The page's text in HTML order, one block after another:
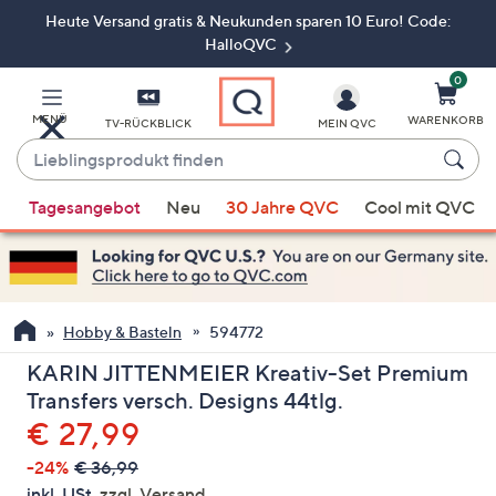
ZumHeute Versand gratis & Neukunden sparen 10 Euro! Code:
HalloQVC
MENÜ TV-RÜCKBLICK
Lieblingsprodukt
finden
Vorschläge
verfügbar
sind,
verwenden
Sie
die
Pfeiltasten
nach
oben
und
nach
MEIN QVC
0
WARENKORB
Tagesangebot Neu 30 Jahre QVC Cool mit QVC
Hobby & Basteln 594772
KARIN JITTENMEIER Kreativ-Set Premium
Transfers versch. Designs 44tlg.
Gelöscht
€ 27,99
-24% € 36,99